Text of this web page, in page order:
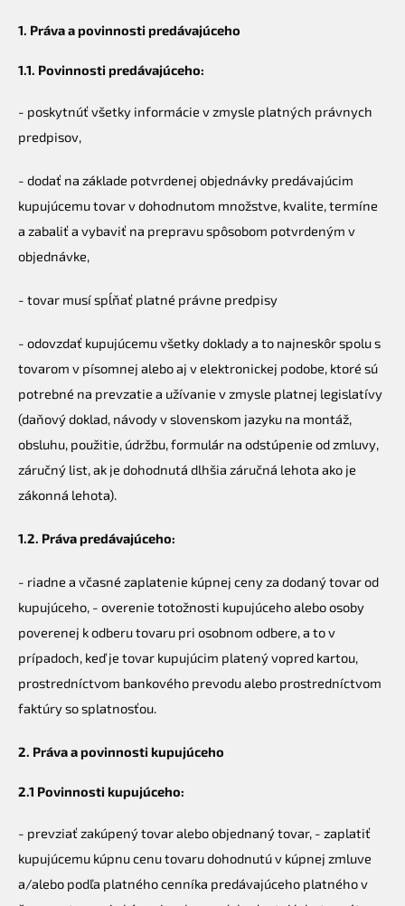
1. Práva a povinnosti predávajúceho
1.1. Povinnosti predávajúceho:
- poskytnúť všetky informácie v zmysle platných právnych
predpisov,
- dodať na základe potvrdenej objednávky predávajúcim
kupujúcemu tovar v dohodnutom množstve, kvalite, termíne
a zabaliť a vybaviť na prepravu spôsobom potvrdeným v
objednávke,
- tovar musí spĺňať platné právne predpisy
- odovzdať kupujúcemu všetky doklady a to najneskôr spolu s
tovarom v písomnej alebo aj v elektronickej podobe, ktoré sú
potrebné na prevzatie a užívanie v zmysle platnej legislatívy
(daňový doklad, návody v slovenskom jazyku na montáž,
obsluhu, použitie, údržbu, formulár na odstúpenie od zmluvy,
záručný list, ak je dohodnutá dlhšia záručná lehota ako je
zákonná lehota).
1.2. Práva predávajúceho:
- riadne a včasné zaplatenie kúpnej ceny za dodaný tovar od
kupujúceho, - overenie totožnosti kupujúceho alebo osoby
poverenej k odberu tovaru pri osobnom odbere, a to v
prípadoch, keď je tovar kupujúcim platený vopred kartou,
prostredníctvom bankového prevodu alebo prostredníctvom
faktúry so splatnosťou.
2. Práva a povinnosti kupujúceho
2.1 Povinnosti kupujúceho:
- prevziať zakúpený tovar alebo objednaný tovar, - zaplatiť
kupujúcemu kúpnu cenu tovaru dohodnutú v kúpnej zmluve
a/alebo podľa platného cenníka predávajúceho platného v